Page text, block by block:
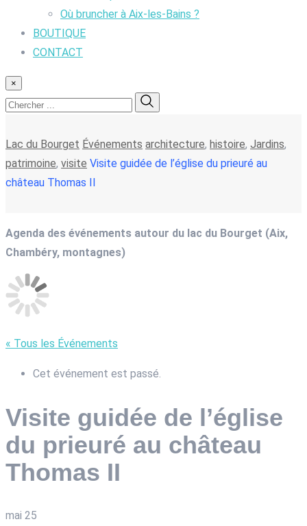
Où bruncher à Aix-les-Bains ?
BOUTIQUE
CONTACT
×
Lac du Bourget Événements architecture, histoire, Jardins,
patrimoine, visite Visite guidée de l’église du prieuré au
château Thomas II
Agenda des événements autour du lac du Bourget (Aix,
Chambéry, montagnes)
« Tous les Événements
Cet événement est passé.
Visite guidée de l’église
du prieuré au château
Thomas II
mai 25